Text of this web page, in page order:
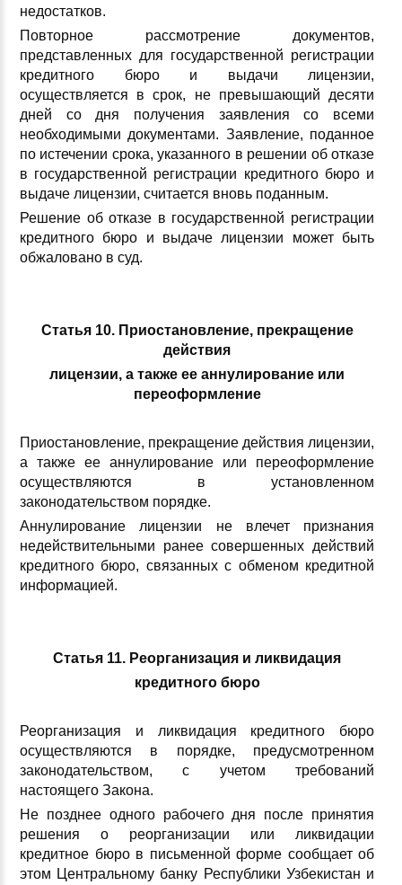
недостатков.
Повторное рассмотрение документов,
представленных для государственной регистрации
кредитного бюро и выдачи лицензии,
осуществляется в срок, не превышающий десяти
дней со дня получения заявления со всеми
необходимыми документами. Заявление, поданное
по истечении срока, указанного в решении об отказе
в государственной регистрации кредитного бюро и
выдаче лицензии, считается вновь поданным.
Решение об отказе в государственной регистрации
кредитного бюро и выдаче лицензии может быть
обжаловано в суд.
Статья 10. Приостановление, прекращение
действия
лицензии, а также ее аннулирование или
переоформление
Приостановление, прекращение действия лицензии,
а также ее аннулирование или переоформление
осуществляются в установленном
законодательством порядке.
Аннулирование лицензии не влечет признания
недействительными ранее совершенных действий
кредитного бюро, связанных с обменом кредитной
информацией.
Статья 11. Реорганизация и ликвидация
кредитного бюро
Реорганизация и ликвидация кредитного бюро
осуществляются в порядке, предусмотренном
законодательством, с учетом требований
настоящего Закона.
Не позднее одного рабочего дня после принятия
решения о реорганизации или ликвидации
кредитное бюро в письменной форме сообщает об
этом Центральному банку Республики Узбекистан и